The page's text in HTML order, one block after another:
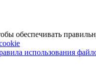
обеспечивать
использования